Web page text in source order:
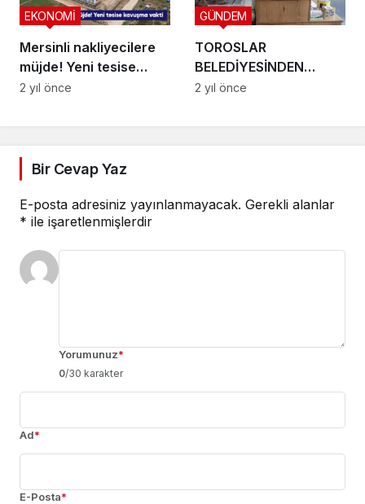
Mersinli nakliyecilere
müjde! Yeni tesise
kavuşma vakti
EKONOMİ
2 yıl önce
TOROSLAR
BELEDİYESİNDEN
FIRINLARA RAMAZAN
GÜNDEM
2 yıl önce
Bir Cevap Yaz
E-posta adresiniz yayınlanmayacak. Gerekli alanlar
* ile işaretlenmişlerdir
Yorumunuz*
0/30 karakter
Ad*
E-Posta*